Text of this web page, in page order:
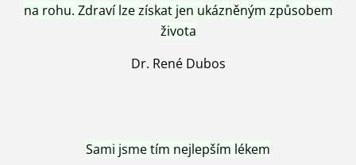
na rohu. Zdraví lze získat jen ukázněným způsobem
života
Dr. René Dubos
Sami jsme tím nejlepším lékem